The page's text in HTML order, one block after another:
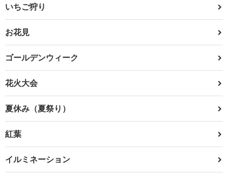
いちご狩り
お花見
ゴールデンウィーク
花火大会
夏休み（夏祭り）
紅葉
イルミネーション